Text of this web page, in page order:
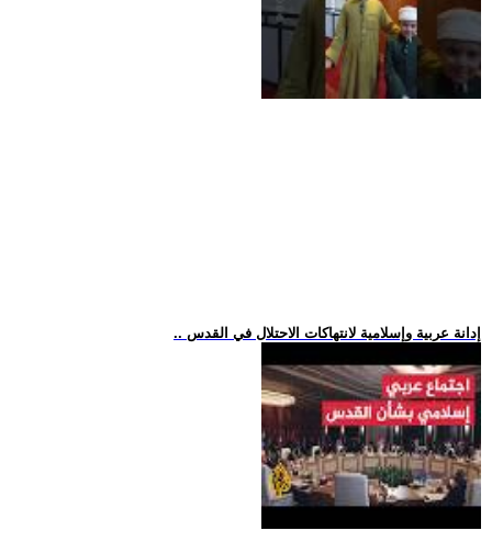
.. إدانة عربية وإسلامية لانتهاكات الاحتلال في القدس